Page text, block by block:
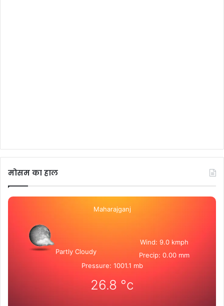
मोसम का हाल
Maharajganj
Partly Cloudy
Wind: 9.0 kmph
Precip: 0.00 mm
Pressure: 1001.1 mb
26.8 °c